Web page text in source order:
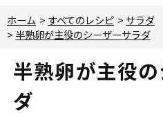
ホーム > すべてのレシピ > サラダ
> 半熟卵が主役のシーザーサラダ
半熟卵が主役
ダ